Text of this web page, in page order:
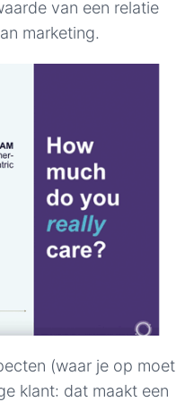
van een relatie
marketing.
(waar je op moet
klant: dat maakt een